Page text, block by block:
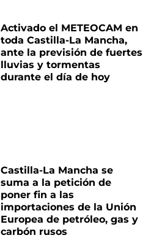
Activado el METEOCAM en
toda Castilla-La Mancha,
ante la previsión de fuertes
lluvias y tormentas
durante el día de hoy
Castilla-La Mancha se
suma a la petición de
poner fin a las
importaciones de la Unión
Europea de petróleo, gas y
carbón rusos